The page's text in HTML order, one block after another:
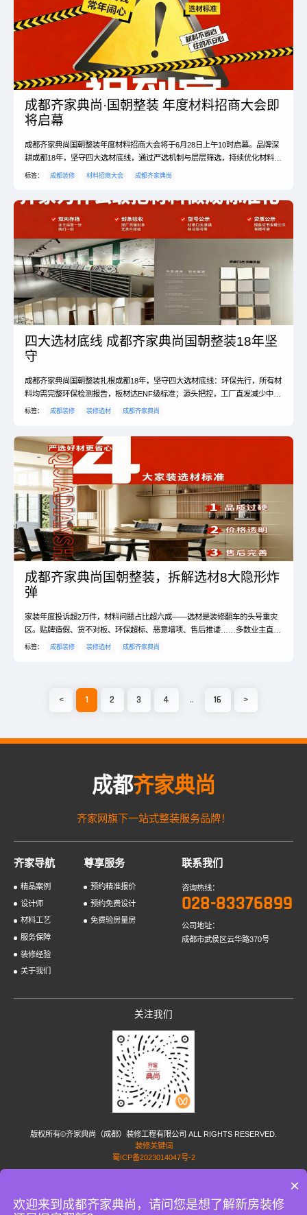
成都齐家典尚·国朝整装 年度材料招商大会即
将启幕
成都齐家典尚国朝整装年度材料招商大会将于6月28日上午10时启幕。品牌深
耕成都18年，坚守四大选材底线，通过严选机制与层层筛选，持续优化材料供
应链。大会将对合作品牌进行深度评估，同时引入优质新品牌，丰富产品矩
标签： 成都装修 材料招商大会 成都齐家典尚
四大选材底线 成都齐家典尚国朝整装18年坚
守
成都齐家典尚国朝整装扎根成都18年，坚守四大选材底线：环保先行，所有材
料均需完整环保检测报告，板材达ENF级标准；源头把控，工厂直发减少中间
环节，核心供应商合作稳定率超90%；售后无忧，质保条款写入合同，百万保
标签： 成都装修 装修选材 成都齐家典尚
成都齐家典尚国朝整装，拆解选材8大隐形炸
弹
家装年度投诉超2万件，材料问题占比超六成——选材是装修翻车的头号重灾
区。贴牌造假、货不对板、环保超标、恶意增项、售后推诿……多数业主直到
入住出问题，才发现根源全在选材环节。普通业主缺乏专业甄别能力，面对隐
标签： 成都装修 装修选材 成都齐家典尚
< 1 2 3 4 .. 16 >
成都齐家典尚
齐家网旗下一站式整装服务品牌！
齐家导航
精品案例
设计师
材料工艺
服务保障
装修经验
关于我们
尊享服务
预约精准报价
预约免费设计
免费验房量房
联系我们
咨询热线：
028-83376899
公司地址：
成都市武侯区云华路370号
关注我们
版权所有©齐家典尚（成都）装修工程有限公司 ALL RIGHTS RESERVED.
装修关键词
蜀ICP备2023014047号-2
料焊条
uhpc材料 成都网站设计 丽江房产网 成都房产网 涿州房产网 重庆房产网
国际
海运公司
简历制作 广州办公室装修 广州装修公司 上海装修管家 PE给水管 效果图公
×
欢迎来到成都齐家典尚，请问您是想了解新房装修